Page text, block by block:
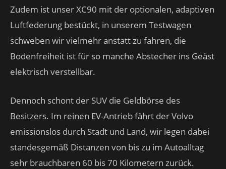
Zudem ist unser XC90 mit der optionalen, adaptiven
Luftfederung bestückt, in unserem Testwagen
schweben wir vielmehr anstatt zu fahren, die
Bodenfreiheit ist für so manche Abstecher ins Geäst
elektrisch verstellbar.
Dennoch schont der SUV die Geldbörse des
Besitzers. Im reinen EV-Antrieb fährt der Volvo
emissionslos durch Stadt und Land, wir legen dabei
standesgemäß Distanzen von bis zu im Autoalltag
sehr brauchbaren 60 bis 70 Kilometern zurück.